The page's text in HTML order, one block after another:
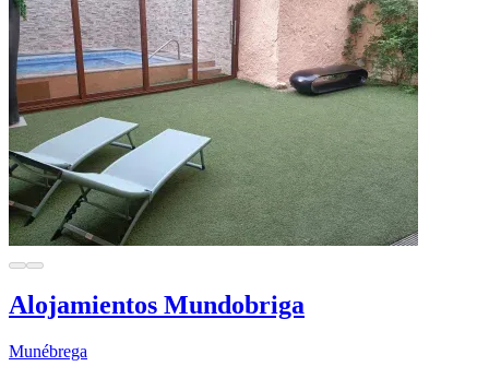
Alojamientos Mundobriga
Munébrega